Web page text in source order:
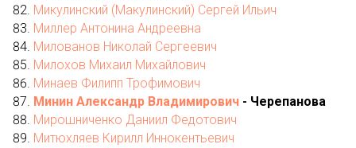
Микулинский (Макулинский) Сергей Ильич
Миллер Антонина Андреевна
Милованов Николай Сергеевич
Милохов Михаил Михайлович
Минаев Филипп Трофимович
Минин Александр Владимирович - Черепанова
Мирошниченко Даниил Федотович
Митюхляев Кирилл Иннокентьевич